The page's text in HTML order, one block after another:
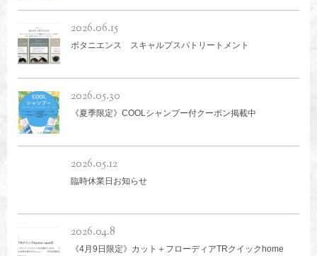
2026.06.15
ボタニエンス スキャルプスパトリートメント
2026.05.30
《夏季限定》COOLシャンプー付クーポン掲載中
2026.05.12
臨時休業日お知らせ
2026.04.8
《4月9日限定》カット＋フローディアTRクイックhome